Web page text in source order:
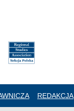
REDAKCJA